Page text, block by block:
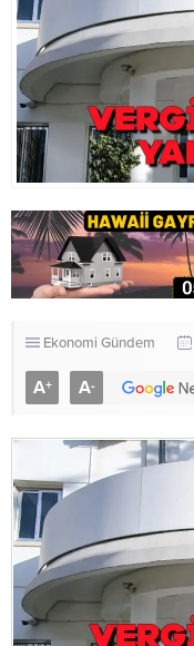
Ekonomi Gündem
A+ A-